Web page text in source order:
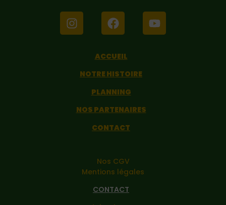
ACCUEIL
NOTRE HISTOIRE
PLANNING
NOS PARTENAIRES
CONTACT
Nos CGV
Mentions légales
CONTACT